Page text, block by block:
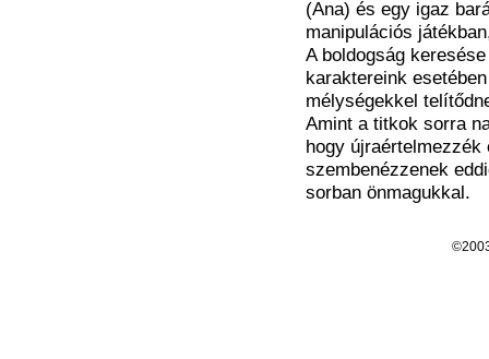
(Ana) és egy igaz
manipulációs
A boldogság
karaktereink
mélységekkel
Amint a titkok sorra
hogy újraértelmezzék
szembenézzenek
sorban önmagukkal.